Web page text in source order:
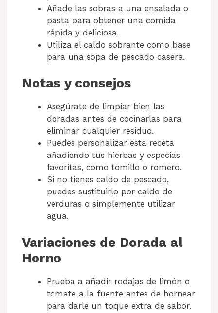
Añade las sobras a una ensalada o
pasta para obtener una comida
rápida y deliciosa.
Utiliza el caldo sobrante como base
para una sopa de pescado casera.
Notas y consejos
Asegúrate de limpiar bien las
doradas antes de cocinarlas para
eliminar cualquier residuo.
Puedes personalizar esta receta
añadiendo tus hierbas y especias
favoritas, como tomillo o romero.
Si no tienes caldo de pescado,
puedes sustituirlo por caldo de
verduras o simplemente utilizar
agua.
Variaciones de Dorada al
Horno
Prueba a añadir rodajas de limón o
tomate a la fuente antes de hornear
para darle un toque extra de sabor.